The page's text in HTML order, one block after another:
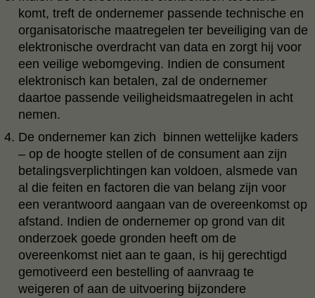
komt, treft de ondernemer passende technische en
organisatorische maatregelen ter beveiliging van de
elektronische overdracht van data en zorgt hij voor
een veilige webomgeving. Indien de consument
elektronisch kan betalen, zal de ondernemer
daartoe passende veiligheidsmaatregelen in acht
nemen.
De ondernemer kan zich binnen wettelijke kaders
– op de hoogte stellen of de consument aan zijn
betalingsverplichtingen kan voldoen, alsmede van
al die feiten en factoren die van belang zijn voor
een verantwoord aangaan van de overeenkomst op
afstand. Indien de ondernemer op grond van dit
onderzoek goede gronden heeft om de
overeenkomst niet aan te gaan, is hij gerechtigd
gemotiveerd een bestelling of aanvraag te
weigeren of aan de uitvoering bijzondere